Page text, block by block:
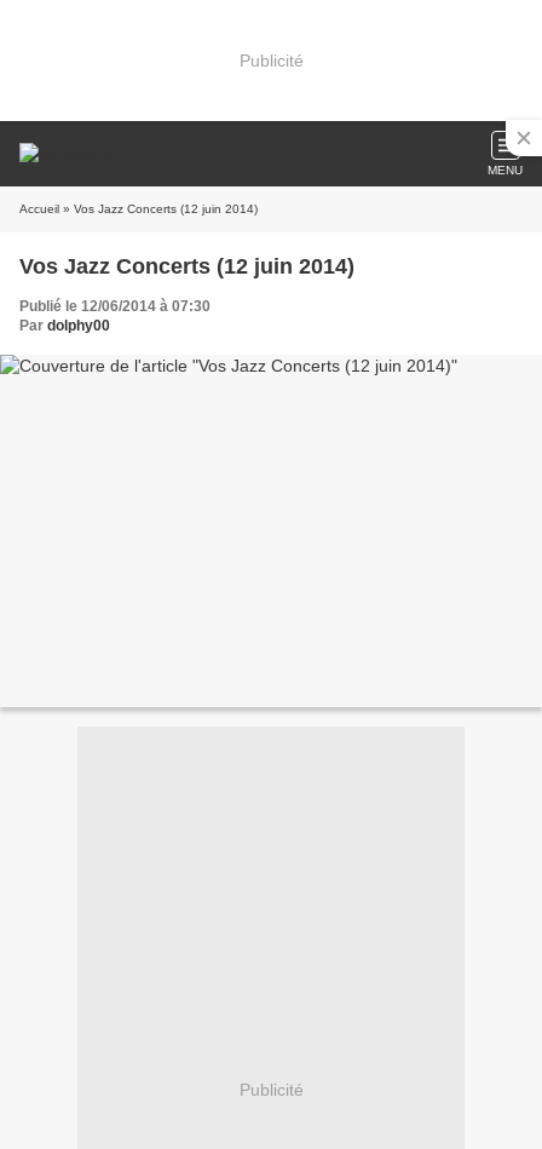
Publicité
MENU
Accueil » Vos Jazz Concerts (12 juin 2014)
Vos Jazz Concerts (12 juin 2014)
Publié le 12/06/2014 à 07:30
Par dolphy00
Publicité